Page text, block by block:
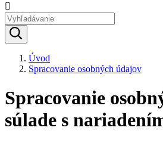

Úvod
Spracovanie osobných údajov
Spracovanie
súlade s